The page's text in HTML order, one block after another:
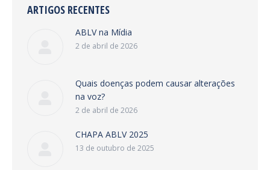
ARTIGOS RECENTES
ABLV na Mídia
2 de abril de 2026
Quais doenças podem causar alterações
na voz?
2 de abril de 2026
CHAPA ABLV 2025
13 de outubro de 2025